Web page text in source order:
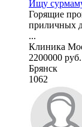
Ищу
Горящие
приличных
...
Клиника
2200000 руб.
Брянск
1062